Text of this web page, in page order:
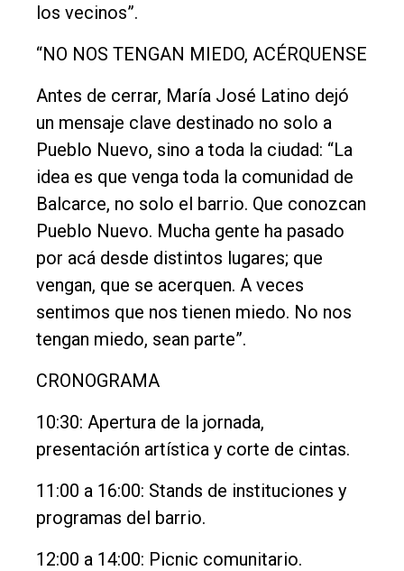
los vecinos”.
“NO NOS TENGAN MIEDO, ACÉRQUENSE
Antes de cerrar, María José Latino dejó
un mensaje clave destinado no solo a
Pueblo Nuevo, sino a toda la ciudad: “La
idea es que venga toda la comunidad de
Balcarce, no solo el barrio. Que conozcan
Pueblo Nuevo. Mucha gente ha pasado
por acá desde distintos lugares; que
vengan, que se acerquen. A veces
sentimos que nos tienen miedo. No nos
tengan miedo, sean parte”.
CRONOGRAMA
10:30: Apertura de la jornada,
presentación artística y corte de cintas.
11:00 a 16:00: Stands de instituciones y
programas del barrio.
12:00 a 14:00: Picnic comunitario.